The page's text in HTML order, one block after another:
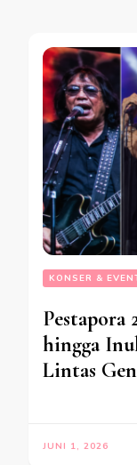
KONSER &
Pestapora
hingga
Lintas
JUNI 1, 2026